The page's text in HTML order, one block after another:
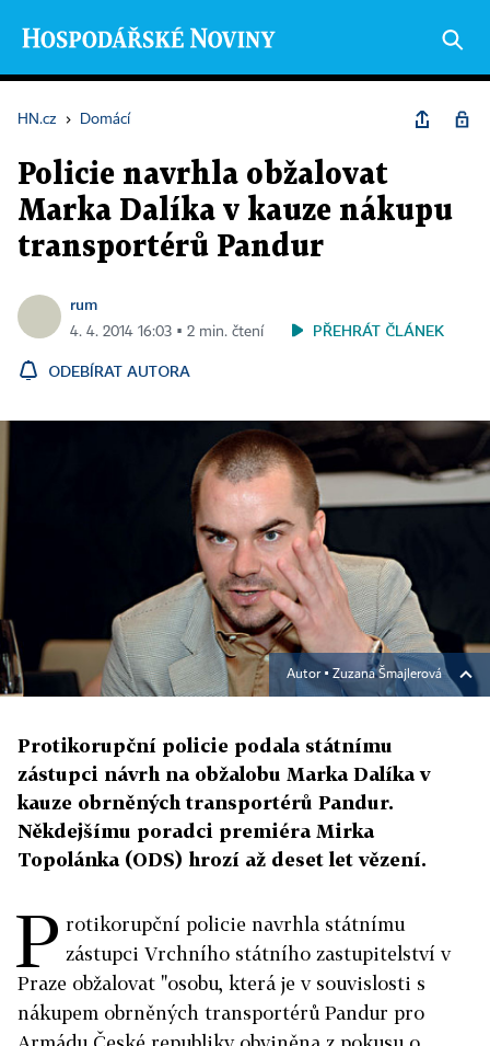
HN.cz › Domácí
Policie navrhla obžalovat
Marka Dalíka v kauze nákupu
transportérů Pandur
rum
4. 4. 2014 16:03 ▪ 2 min. čtení PŘEHRÁT ČLÁNEK
ODEBÍRAT AUTORA
Autor ▪ Zuzana Šmajlerová
Protikorupční policie podala státnímu
zástupci návrh na obžalobu Marka Dalíka v
kauze obrněných transportérů Pandur.
Někdejšímu poradci premiéra Mirka
Topolánka (ODS) hrozí až deset let vězení.
P rotikorupční policie navrhla státnímu
zástupci Vrchního státního zastupitelství v
Praze obžalovat "osobu, která je v souvislosti s
nákupem obrněných transportérů Pandur pro